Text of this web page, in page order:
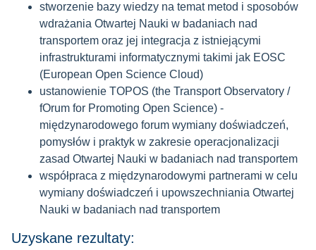
stworzenie bazy wiedzy na temat metod i sposobów
wdrażania Otwartej Nauki w badaniach nad
transportem oraz jej integracja z istniejącymi
infrastrukturami informatycznymi takimi jak EOSC
(European Open Science Cloud)
ustanowienie TOPOS (the Transport Observatory /
fOrum for Promoting Open Science) -
międzynarodowego forum wymiany doświadczeń,
pomysłów i praktyk w zakresie operacjonalizacji
zasad Otwartej Nauki w badaniach nad transportem
współpraca z międzynarodowymi partnerami w celu
wymiany doświadczeń i upowszechniania Otwartej
Nauki w badaniach nad transportem
Uzyskane rezultaty: